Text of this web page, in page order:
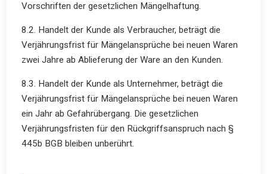
Vorschriften der gesetzlichen Mängelhaftung.
8.2. Handelt der Kunde als Verbraucher, beträgt die
Verjährungsfrist für Mängelansprüche bei neuen Waren
zwei Jahre ab Ablieferung der Ware an den Kunden.
8.3. Handelt der Kunde als Unternehmer, beträgt die
Verjährungsfrist für Mängelansprüche bei neuen Waren
ein Jahr ab Gefahrübergang. Die gesetzlichen
Verjährungsfristen für den Rückgriffsanspruch nach §
445b BGB bleiben unberührt.